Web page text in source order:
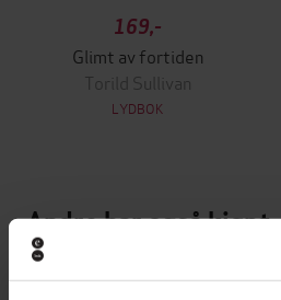
169,-
Glimt av fortiden
Torild Sullivan
LYDBOK
Andre har også kjøpt
Premium